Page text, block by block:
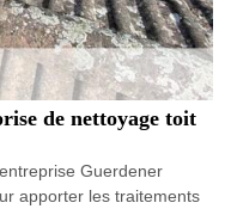
de nettoyage toit
Guerdener
apporter les traitements